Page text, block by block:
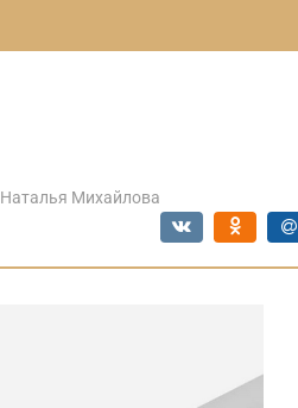
Наталья Михайлова